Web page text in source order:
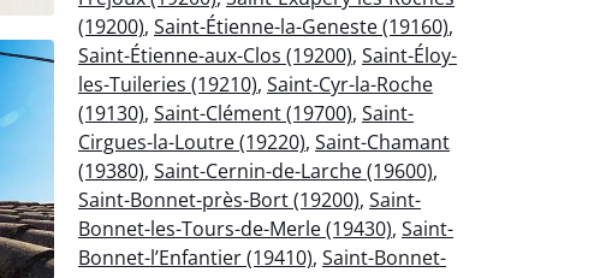
(19200), Saint-Étienne-la-Geneste (19160),
Saint-Étienne-aux-Clos (19200), Saint-Éloy-
les-Tuileries (19210), Saint-Cyr-la-Roche
(19130), Saint-Clément (19700), Saint-
Cirgues-la-Loutre (19220), Saint-Chamant
(19380), Saint-Cernin-de-Larche (19600),
Saint-Bonnet-près-Bort (19200), Saint-
Bonnet-les-Tours-de-Merle (19430), Saint-
Bonnet-l’Enfantier (19410), Saint-Bonnet-